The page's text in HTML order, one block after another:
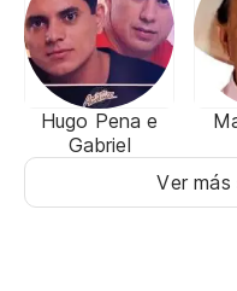
Hugo Pena e
Gabriel
Ver